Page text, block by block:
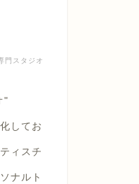
門スタジオ
"
してお
ィスチ
ナルト